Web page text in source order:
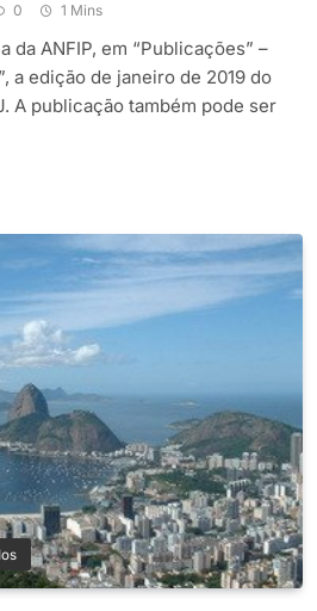
0 1 Mins
da ANFIP, em “Publicações” –
a edição de janeiro de 2019 do
A publicação também pode ser